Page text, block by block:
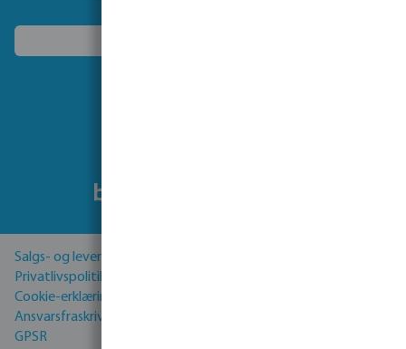
Salgs- og leveringsbetingelser
Privatlivspolitik
Cookie-erklæring
Ansvarsfraskrivelse
GPSR